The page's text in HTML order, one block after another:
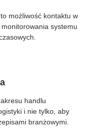
możliwość kontaktu w
systemu
handlu
i nie tylko, aby
branżowymi.